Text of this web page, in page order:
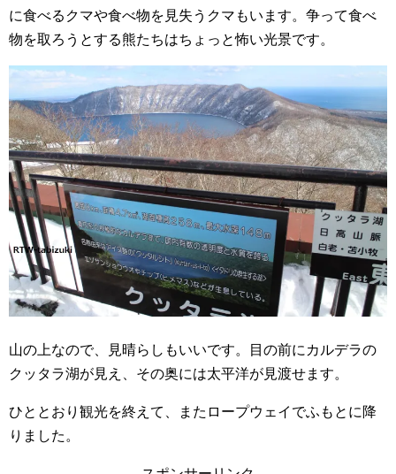
に食べるクマや食べ物を見失うクマもいます。争って食べ
物を取ろうとする熊たちはちょっと怖い光景です。
山の上なので、見晴らしもいいです。目の前にカルデラの
クッタラ湖が見え、その奥には太平洋が見渡せます。
ひととおり観光を終えて、またロープウェイでふもとに降
りました。